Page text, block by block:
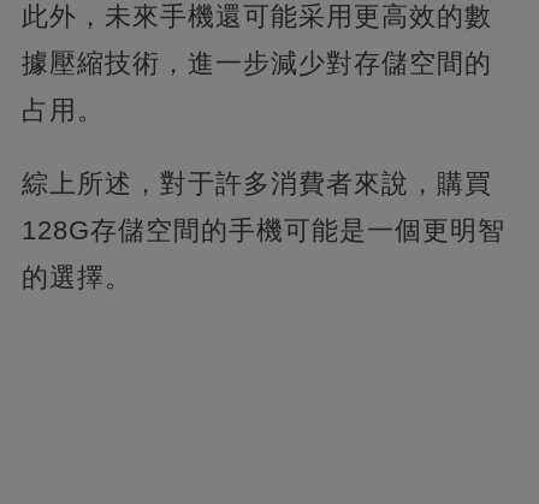
此外，未來手機還可能采用更高效的數
據壓縮技術，進一步減少對存儲空間的
占用。
綜上所述，對于許多消費者來說，購買
128G存儲空間的手機可能是一個更明智
的選擇。